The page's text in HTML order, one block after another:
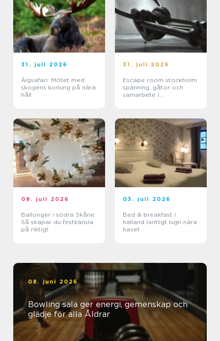
31. juli 2026
Älgsafari: Mötet med
skogens konung på nära
håll
31. juli 2026
Escape room stockholm
spänning, gåtor och
samarbete i
08. juli 2026
Ballonger i södra Skåne:
Så skapar du festkänsla
på riktigt
03. juli 2026
Bed & breakfast i
halland lantligt lugn nära
havet
08. juni 2026
Bowling sala ger energi, gemenskap och
glädje för alla Åldrar